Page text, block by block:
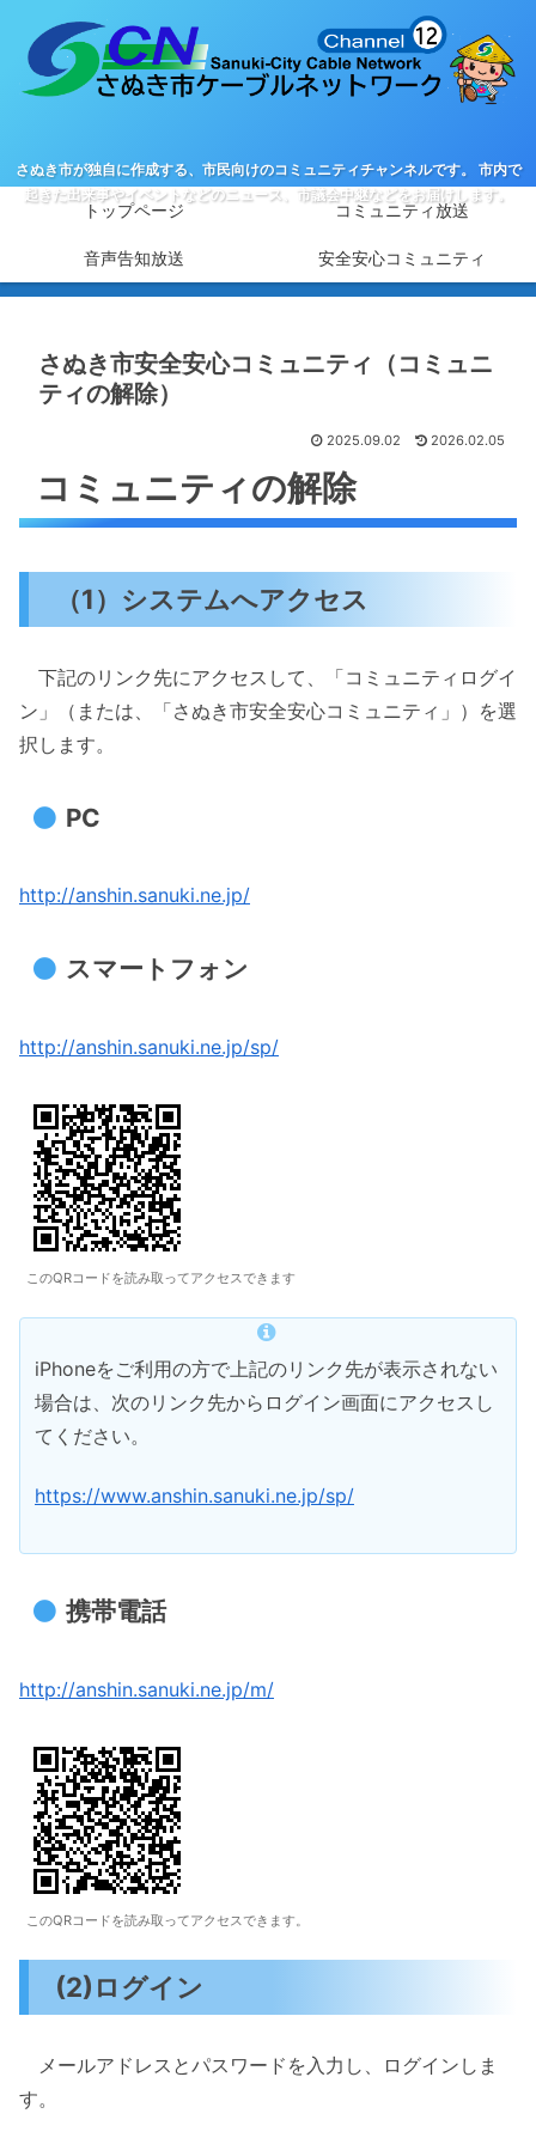
さぬき市が独自に作成する、市民向けのコミュニティチャンネルです。 市内で
起きた出来事やイベントなどのニュース、市議会中継などをお届けします。
トップページ コミュニティ放送
音声告知放送 安全安心コミュニティ
さぬき市安全安心コミュニティ（コミュニ
ティの解除）
2025.09.02 2026.02.05
コミュニティの解除
（1）システムへアクセス
下記のリンク先にアクセスして、「コミュニティログイ
ン」（または、「さぬき市安全安心コミュニティ」）を選
択します。
PC
http://anshin.sanuki.ne.jp/
スマートフォン
http://anshin.sanuki.ne.jp/sp/
このQRコードを読み取ってアクセスできます
iPhoneをご利用の方で上記のリンク先が表示されない
場合は、次のリンク先からログイン画面にアクセスし
てください。
https://www.anshin.sanuki.ne.jp/sp/
携帯電話
http://anshin.sanuki.ne.jp/m/
このQRコードを読み取ってアクセスできます。
(2)ログイン
メールアドレスとパスワードを入力し、ログインしま
す。